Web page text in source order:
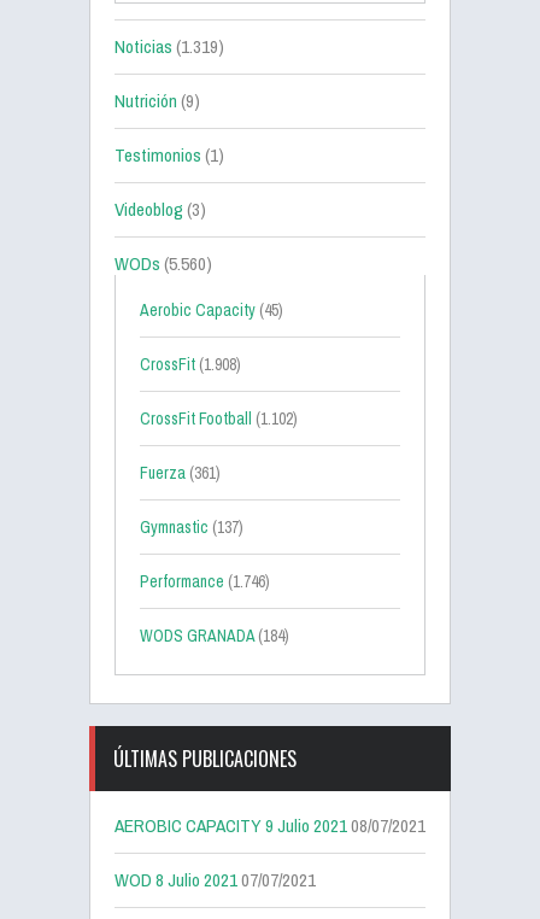
Noticias(1.319)
Nutrición(9)
Testimonios(1)
Videoblog(3)
WODs(5.560)
Aerobic Capacity (45)
CrossFit (1.908)
CrossFit Football (1.102)
Fuerza (361)
Gymnastic (137)
Performance (1.746)
WODS GRANADA(184)
ÚLTIMAS PUBLICACIONES
AEROBIC CAPACITY 9 Julio 202108/07/2021
WOD 8 Julio 202107/07/2021